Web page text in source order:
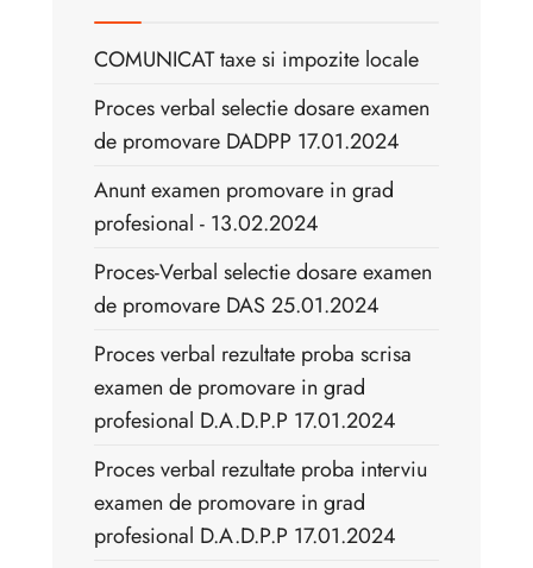
COMUNICAT taxe si impozite locale
Proces verbal selectie dosare examen
de promovare DADPP 17.01.2024
Anunt examen promovare in grad
profesional - 13.02.2024
Proces-Verbal selectie dosare examen
de promovare DAS 25.01.2024
Proces verbal rezultate proba scrisa
examen de promovare in grad
profesional D.A.D.P.P 17.01.2024
Proces verbal rezultate proba interviu
examen de promovare in grad
profesional D.A.D.P.P 17.01.2024